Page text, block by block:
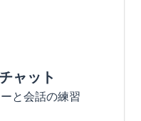
ャット
と会話の練習